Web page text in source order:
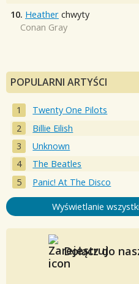
10. Heather chwyty
Conan Gray
POPULARNI ARTYŚCI
Twenty One Pilots
Billie Eilish
Unknown
The Beatles
Panic! At The Disco
Wyświetlanie
Dołącz do